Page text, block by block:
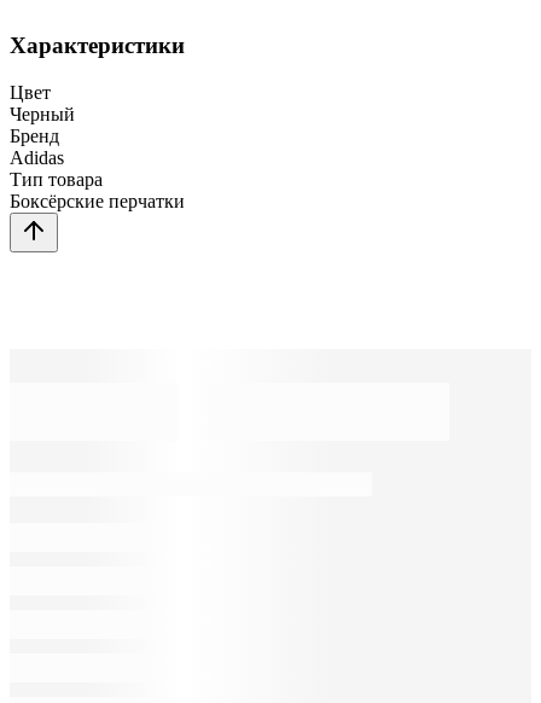
Характеристики
Цвет
Черный
Бренд
Adidas
Тип товара
Боксёрские перчатки